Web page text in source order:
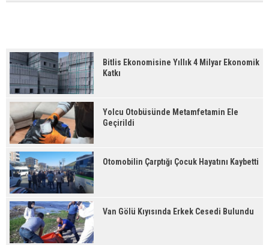
Bitlis Ekonomisine Yıllık 4 Milyar Ekonomik
Katkı
Yolcu Otobüsünde Metamfetamin Ele
Geçirildi
Otomobilin Çarptığı Çocuk Hayatını Kaybetti
Van Gölü Kıyısında Erkek Cesedi Bulundu